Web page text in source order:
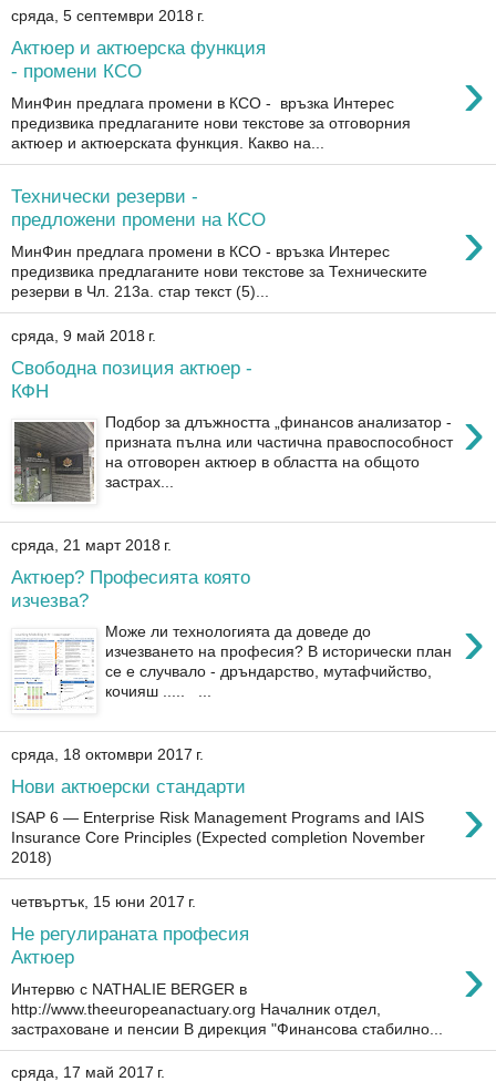
сряда, 5 септември 2018 г.
Актюер и актюерска функция
- промени КСО
›
МинФин предлага промени в КСО - връзка Интерес
предизвика предлаганите нови текстове за отговорния
актюер и актюерската функция. Какво на...
Технически резерви -
предложени промени на КСО
›
МинФин предлага промени в КСО - връзка Интерес
предизвика предлаганите нови текстове за Техническите
резерви в Чл. 213а. стар текст (5)...
сряда, 9 май 2018 г.
Свободна позиция актюер -
КФН
›
Подбор за длъжността „финансов анализатор -
призната пълна или частична правоспособност
на отговорен актюер в областта на общото
застрах...
сряда, 21 март 2018 г.
Актюер? Професията която
изчезва?
›
Може ли технологията да доведе до
изчезването на професия? В исторически план
се е случвало - дръндарство, мутафчийство,
кочияш ..... ...
сряда, 18 октомври 2017 г.
Нови актюерски стандарти ›
ISAP 6 — Enterprise Risk Management Programs and IAIS
Insurance Core Principles (Expected completion November
2018)
четвъртък, 15 юни 2017 г.
Не регулираната професия
Актюер
›
Интервю с NATHALIE BERGER в
http://www.theeuropeanactuary.org Началник отдел,
застраховане и пенсии В дирекция "Финансова стабилно...
сряда, 17 май 2017 г.